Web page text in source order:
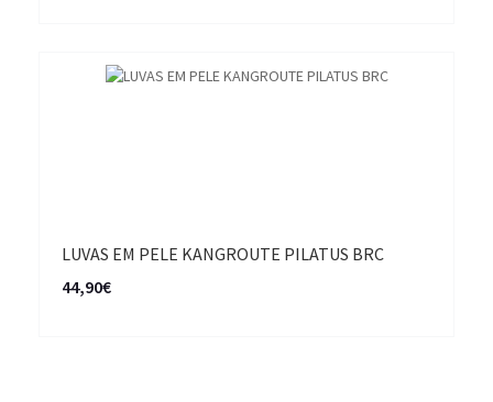
LUVAS EM PELE KANGROUTE PILATUS BRC
44,90€